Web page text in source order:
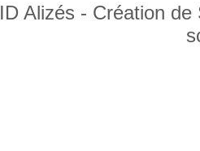
ID Alizés - Création